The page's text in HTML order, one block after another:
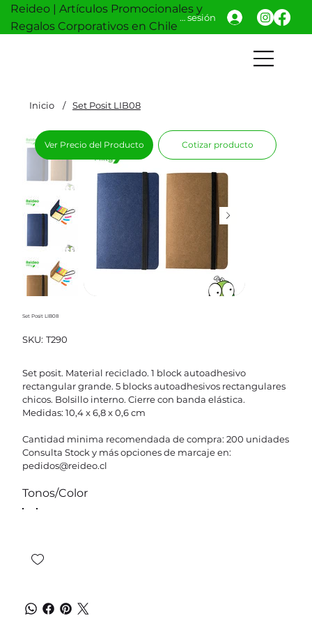
Reideo | Artículos Promocionales y
Regalos Corporativos en Chile
Iniciar sesión
Inicio / Set Posit LIB08
Set Posit LIB08
SKU: SKU
T290
T290
Set posit. Material reciclado. 1 block autoadhesivo
rectangular grande. 5 blocks autoadhesivos rectangulares
chicos. Bolsillo interno. Cierre con banda elástica.
Medidas: 10,4 x 6,8 x 0,6 cm
Cantidad minima recomendada de compra: 200 unidades
Consulta Stock y más opciones de marcaje en:
pedidos@reideo.cl
Tonos/Color
Ver Precio del Producto Cotizar producto